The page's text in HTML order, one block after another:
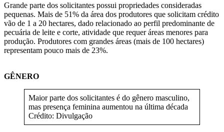
Grande parte dos solicitantes possui propriedades consideradas
pequenas. Mais de 51% da área dos produtores que solicitam crédito
vão de 1 a 20 hectares, dado relacionado ao perfil predominante de
pecuária de leite e corte, atividade que requer áreas menores para
produção. Produtores com grandes áreas (mais de 100 hectares)
representam pouco mais de 23%.
GÊNERO
Maior parte dos solicitantes é do gênero masculino,
mas presença feminina aumentou na última década
Crédito: Divulgação